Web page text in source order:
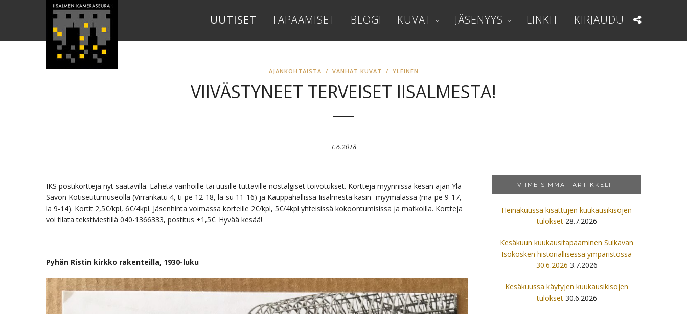
UUTISET TAPAAMISET BLOGI KUVAT JÄSENYYS LINKIT KIRJAUDU
AJANKOHTAISTA / VANHAT KUVAT / YLEINEN
VIIVÄSTYNEET TERVEISET IISALMESTA!
1.6.2018
IKS postikortteja nyt saatavilla. Lähetä vanhoille tai uusille tuttaville nostalgiset toivotukset. Kortteja myynnissä kesän ajan Ylä-
Savon Kotiseutumuseolla (Virrankatu 4, ti-pe 12-18, la-su 11-16) ja Kauppahallissa Iisalmesta käsin -myymälässä (ma-pe 9-17,
la 9-14). Kortit 2,5€/kpl, 6€/4kpl. Jäsenhinta voimassa korteille 2€/kpl, 5€/4kpl yhteisissä kokoontumisissa ja matkoilla. Kortteja
voi tilata tekstiviestillä 040-1366333, postitus +1,5€. Hyvää kesää!
Pyhän Ristin kirkko rakenteilla, 1930-luku
VIIMEISIMMÄT ARTIKKELIT
Heinäkuussa kisattujen kuukausikisojen
tulokset 28.7.2026
Kesäkuun kuukausitapaaminen Sulkavan
Isokosken historiallisessa ympäristössä
30.6.2026 3.7.2026
Kesäkuussa käytyjen kuukausikisojen
tulokset 30.6.2026